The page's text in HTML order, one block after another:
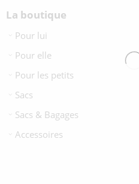
La boutique
Pour lui
Pour elle
Pour les petits
Sacs
Sacs & Bagages
Accessoires